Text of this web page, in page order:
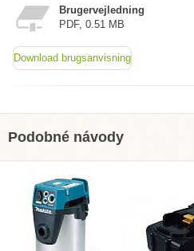
Brugervejledning
PDF, 0.51 MB
Download brugsanvisning
Podobné návody